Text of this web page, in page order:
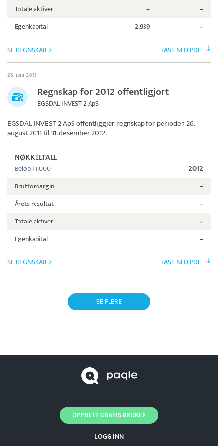
Totale aktiver
–
–
Egenkapital
2.939 –
SE REGNSKAB LAST NED PDF
23. juni 2013
Regnskap for 2012 offentligjort
EGSDAL INVEST 2 ApS
EGSDAL INVEST 2 ApSoffentliggjør regnskap for perioden 26.
august 2011 til 31. desember 2012.
NØKKELTALL
Beløp i 1.000 2012
Bruttomargin
–
Årets resultat
–
Totale aktiver
–
Egenkapital
–
SE REGNSKAB LAST NED PDF
SE FLERE
LOGG INN
OPPRETT GRATIS BRUKER